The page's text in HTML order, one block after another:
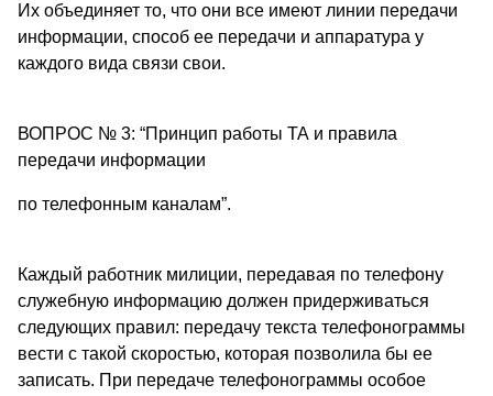
Их объединяет то, что они все имеют линии передачи
информации, способ ее передачи и аппаратура у
каждого вида связи свои.
ВОПРОС № 3: “Принцип работы ТА и правила
передачи информации
по телефонным каналам”.
Каждый работник милиции, передавая по телефону
служебную информацию должен придерживаться
следующих правил: передачу текста телефонограммы
вести с такой скоростью, которая позволила бы ее
записать. При передаче телефонограммы особое